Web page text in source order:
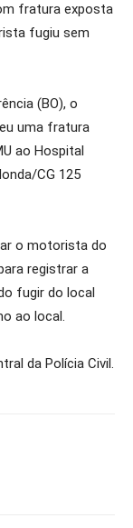
fratura exposta
fugiu sem
(BO), o
uma fratura
ao Hospital
CG 125
o motorista do
registrar a
fugir do local
ao local.
da Polícia Civil.